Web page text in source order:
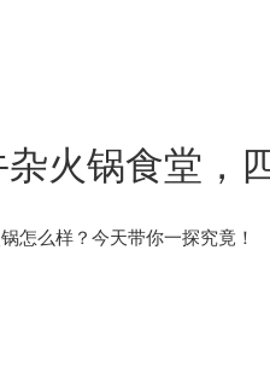
火锅食堂，
怎么样？今天带你一探究竟！